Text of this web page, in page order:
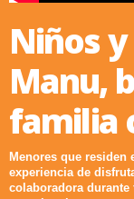
Niños
Manu,
familia
Menores que residen
experiencia de
colaboradora